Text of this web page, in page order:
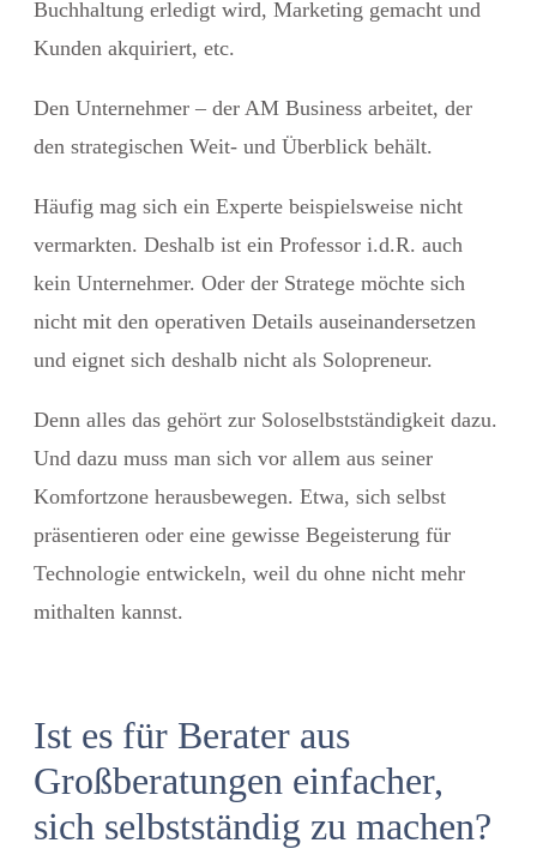
Buchhaltung erledigt wird, Marketing gemacht und
Kunden akquiriert, etc.
Den Unternehmer – der AM Business arbeitet, der
den strategischen Weit- und Überblick behält.
Häufig mag sich ein Experte beispielsweise nicht
vermarkten. Deshalb ist ein Professor i.d.R. auch
kein Unternehmer. Oder der Stratege möchte sich
nicht mit den operativen Details auseinandersetzen
und eignet sich deshalb nicht als Solopreneur.
Denn alles das gehört zur Soloselbstständigkeit dazu.
Und dazu muss man sich vor allem aus seiner
Komfortzone herausbewegen. Etwa, sich selbst
präsentieren oder eine gewisse Begeisterung für
Technologie entwickeln, weil du ohne nicht mehr
mithalten kannst.
Ist es für Berater aus
Großberatungen einfacher,
sich selbstständig zu machen?